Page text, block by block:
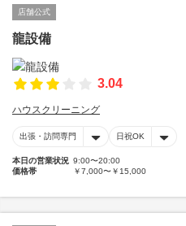
店舗公式
龍設備
3.04
ハウスクリーニング
出張・訪問専門 日祝OK
本日の営業状況 9:00〜20:00
価格帯
￥7,000〜￥15,000